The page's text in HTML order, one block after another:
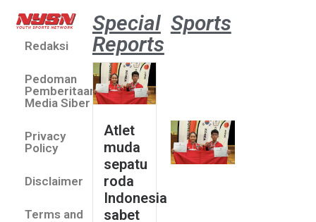
Redaksi
Pedoman
Pemberitaan
Media Siber
Privacy
Policy
Disclaimer
Terms and
Special
Reports
Atlet
muda
sepatu
roda
Indonesia
sabet
Sports